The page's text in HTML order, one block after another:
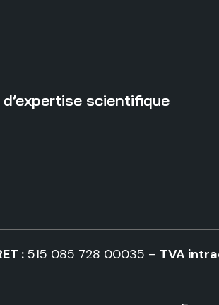
scientifique
: 515 085 728 00035 – TVA